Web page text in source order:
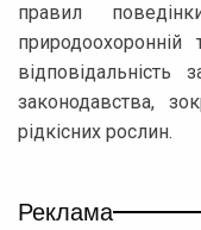
правил
відповідальність
законодавства,
рідкісних рослин.
Реклама